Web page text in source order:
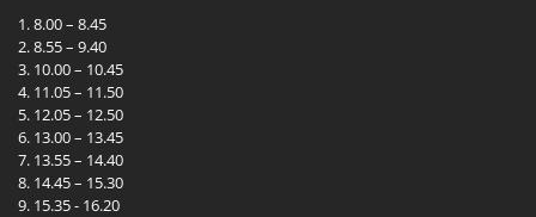
1. 8.00 – 8.45
2. 8.55 – 9.40
3. 10.00 – 10.45
4. 11.05 – 11.50
5. 12.05 – 12.50
6. 13.00 – 13.45
7. 13.55 – 14.40
8. 14.45 – 15.30
9. 15.35 - 16.20